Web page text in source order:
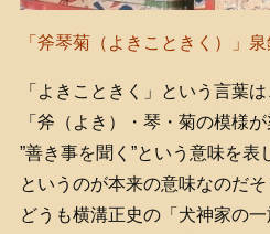
「斧琴菊（よきこときく）」
「よきこときく」という言葉は
「斧（よき）・琴・菊の模様が
”善き事を聞く”という意味を表
というのが本来の意味なのだそ
どうも横溝正史の「犬神家の